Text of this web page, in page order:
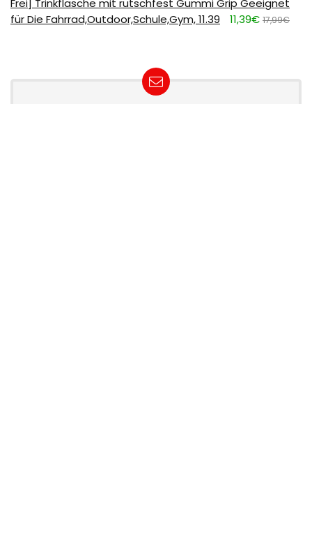
Frei] Trinkflasche mit rutschfest Gummi Grip Geeignet
für Die Fahrrad,Outdoor,Schule,Gym, 11.39
11,39€ 17,99€